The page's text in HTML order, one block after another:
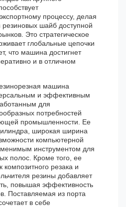
процессу, делая
шайб доступной
Это стратегическое
глобальные цепочки
что машина достигнет
и в отличном
машина
и эффективным
для
потребностей
промышленности. Ее
широкая ширина
компьютерной
инструментом для
полос. Кроме того, ее
композитного резака и
резины добавляет
повышая эффективность
Поставляемая из порта
в себе